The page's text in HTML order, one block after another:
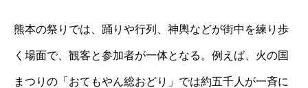
熊本の祭りでは、踊りや行列、神輿などが街中を練り歩
く場面で、観客と参加者が一体となる。例えば、火の国
まつりの「おてもやん総おどり」では約五千人が一斉に